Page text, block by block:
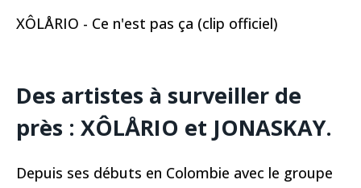
XÔLÅRIO - Ce n'est pas ça (clip officiel)
Des artistes à surveiller de
près : XÔLÅRIO et JONASKAY.
Depuis ses débuts en Colombie avec le groupe